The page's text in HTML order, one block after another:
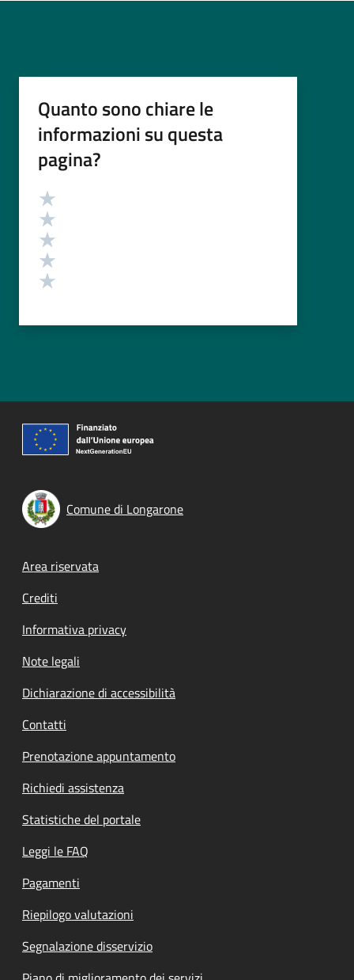
Quanto sono chiare le
informazioni su questa
pagina?
Valutazione
Comune di Longarone
Footer menu
Area riservata
Crediti
Informativa privacy
Note legali
Dichiarazione di accessibilità
Contatti
Prenotazione appuntamento
Richiedi assistenza
Statistiche del portale
Leggi le FAQ
Pagamenti
Riepilogo valutazioni
Segnalazione disservizio